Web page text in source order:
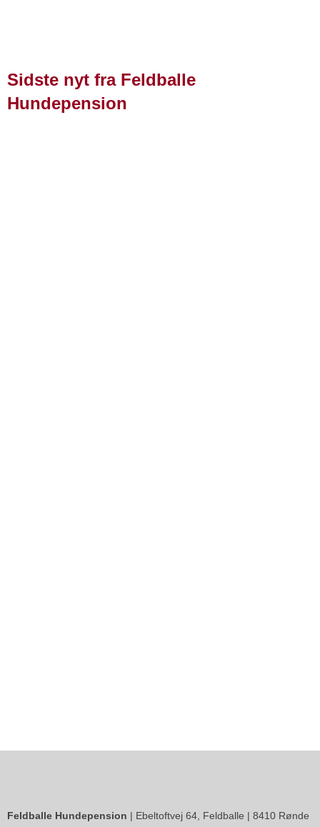
Sidste nyt fra Feldballe
Hundepension
Feldballe Hundepension | Ebeltoftvej 64, Feldballe | 8410 Rønde